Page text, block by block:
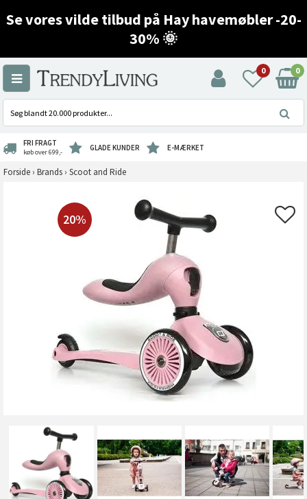
Se vores vilde tilbud på Hay havemøbler -20-
30% 🌞
0 0
FRI FRAGT
køb over 699,- GLADE KUNDER E-MÆRKET
Forside › Brands › Scoot and Ride
20%